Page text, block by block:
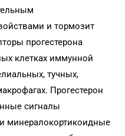
и тормозит
прогестерона
клетках иммунной
тучных,
Прогестерон
сигналы
минералокортикоидные